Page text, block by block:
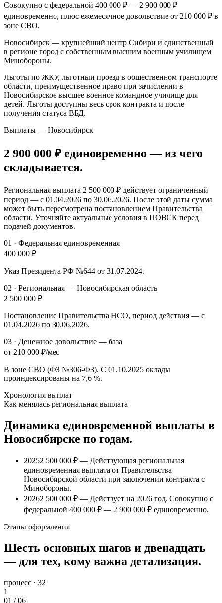
Совокупно с федеральной 400 000 ₽ — 2 900 000 ₽
единовременно, плюс ежемесячное довольствие от 210 000 ₽ в
зоне СВО.
Новосибирск — крупнейший центр Сибири и единственный
в регионе город с собственным высшим военным училищем
Минобороны.
Льготы по ЖКУ, льготный проезд в общественном транспорте
области, преимущественное право при зачислении в
Новосибирское высшее военное командное училище для
детей. Льготы доступны весь срок контракта и после
получения статуса ВБД.
Выплаты — Новосибирск
2 900 000 ₽ единовременно — из чего
складывается.
Региональная выплата 2 500 000 ₽ действует ограниченный
период — с 01.04.2026 по 30.06.2026. После этой даты сумма
может быть пересмотрена постановлением Правительства
области. Уточняйте актуальные условия в ПОВСК перед
подачей документов.
01 · Федеральная единовременная
400 000 ₽
Указ Президента РФ №644 от 31.07.2024.
02 · Региональная — Новосибирская область
2 500 000 ₽
Постановление Правительства НСО, период действия — с
01.04.2026 по 30.06.2026.
03 · Денежное довольствие — база
от 210 000 ₽/мес
В зоне СВО (ФЗ №306-ФЗ). С 01.10.2025 оклады
проиндексированы на 7,6 %.
Хронология выплат
Как менялась региональная выплата
Динамика единовременной выплаты в
Новосибирске по годам.
20252 500 000 ₽ — Действующая региональная
единовременная выплата от Правительства
Новосибирской области при заключении контракта с
Минобороны.
20262 500 000 ₽ — Действует на 2026 год. Совокупно с
федеральной 400 000 ₽ — 2 900 000 ₽ единовременно.
Этапы оформления
Шесть основных шагов и двенадцать
— для тех, кому важна детализация.
процесс · 32
1
01 /06